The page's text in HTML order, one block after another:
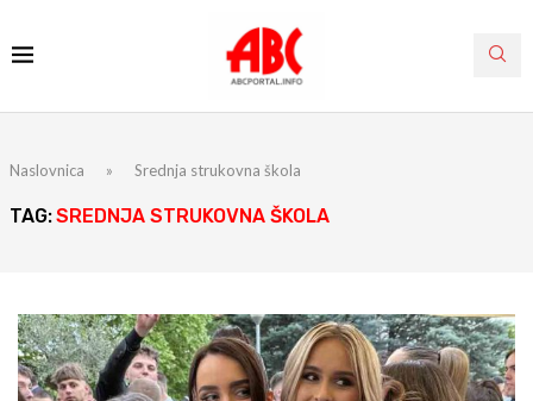
Naslovnica » Srednja strukovna škola
TAG:SREDNJA STRUKOVNA ŠKOLA